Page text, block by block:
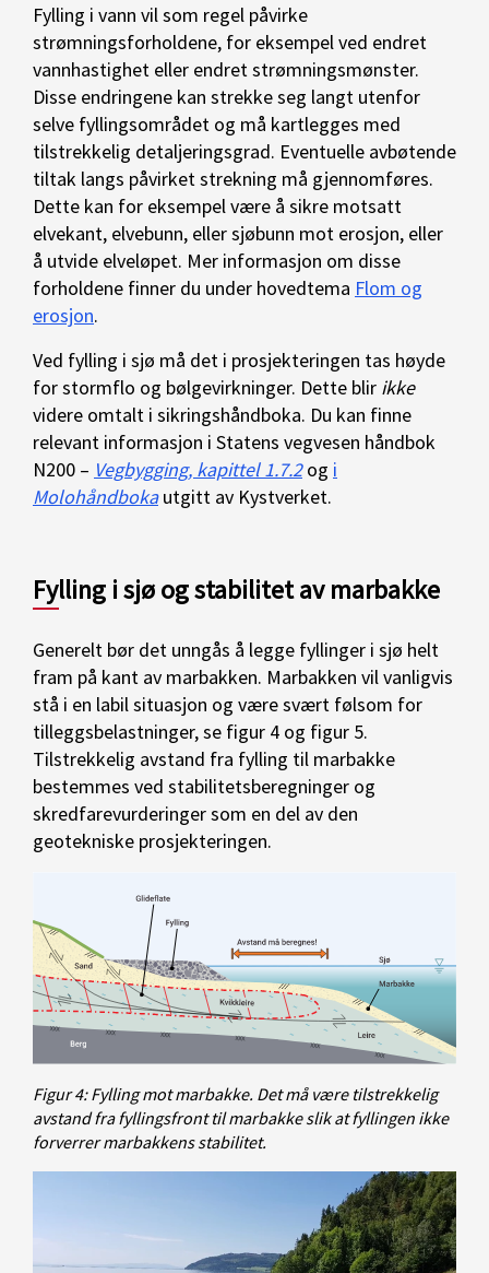
Fylling i vann vil som regel påvirke
strømningsforholdene, for eksempel ved endret
vannhastighet eller endret strømningsmønster.
Disse endringene kan strekke seg langt utenfor
selve fyllingsområdet og må kartlegges med
tilstrekkelig detaljeringsgrad. Eventuelle avbøtende
tiltak langs påvirket strekning må gjennomføres.
Dette kan for eksempel være å sikre motsatt
elvekant, elvebunn, eller sjøbunn mot erosjon, eller
å utvide elveløpet. Mer informasjon om disse
forholdene finner du under hovedtema Flom og
erosjon.
Ved fylling i sjø må det i prosjekteringen tas høyde
for stormflo og bølgevirkninger. Dette blir ikke
videre omtalt i sikringshåndboka. Du kan finne
relevant informasjon i Statens vegvesen håndbok
N200 – Vegbygging, kapittel 1.7.2og i
Molohåndbokautgitt av Kystverket.
Fylling i sjø og stabilitet av marbakke
Generelt bør det unngås å legge fyllinger i sjø helt
fram på kant av marbakken. Marbakken vil vanligvis
stå i en labil situasjon og være svært følsom for
tilleggsbelastninger, se figur 4 og figur 5.
Tilstrekkelig avstand fra fylling til marbakke
bestemmes ved stabilitetsberegninger og
skredfarevurderinger som en del av den
geotekniske prosjekteringen.
Figur 4: Fylling mot marbakke. Det må være tilstrekkelig
avstand fra fyllingsfront til marbakke slik at fyllingen ikke
forverrer marbakkens stabilitet.